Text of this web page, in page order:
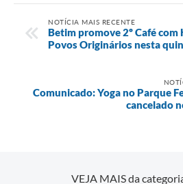
NOTÍCIA MAIS RECENTE
Betim promove 2º Café com
Povos Originários nesta
Comunicado: Yoga no Parque
cancelado
VEJA MAIS da